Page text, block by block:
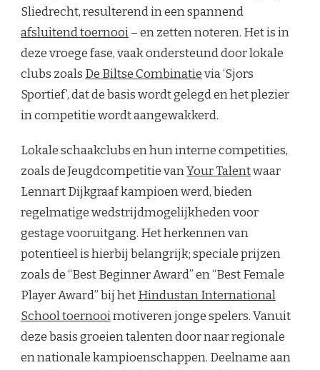
Sliedrecht, resulterend in een spannend
afsluitend toernooi– en zetten noteren. Het is in
deze vroege fase, vaak ondersteund door lokale
clubs zoals De Biltse Combinatievia ‘Sjors
Sportief’, dat de basis wordt gelegd en het plezier
in competitie wordt aangewakkerd.
Lokale schaakclubs en hun interne competities,
zoals de Jeugdcompetitie vanYour Talentwaar
Lennart Dijkgraaf kampioen werd, bieden
regelmatige wedstrijdmogelijkheden voor
gestage vooruitgang. Het herkennen van
potentieel is hierbij belangrijk; speciale prijzen
zoals de “Best Beginner Award” en “Best Female
Player Award” bij hetHindustan International
School toernooimotiveren jonge spelers. Vanuit
deze basis groeien talenten door naar regionale
en nationale kampioenschappen. Deelname aan